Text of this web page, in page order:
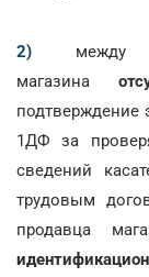
2) между
магазина
подтверждение
1ДФ за
сведений
трудовым
продавца